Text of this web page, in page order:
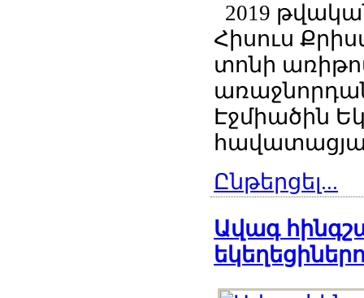
2019
Հիսուս
տոնի
Էջմիածին
Ընթերցել...
Ավագ